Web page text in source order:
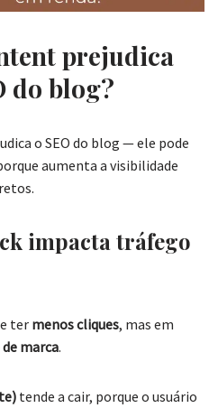
prejudica
do blog?
o SEO do blog — ele pode
aumenta a visibilidade
impacta tráfego
ter menos cliques, mas em
marca.
tende a cair, porque o usuário